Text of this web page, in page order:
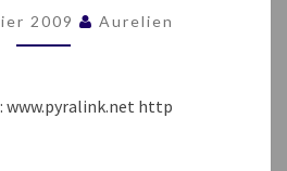
GAINER
2009 Aurelien
www.pyralink.net http